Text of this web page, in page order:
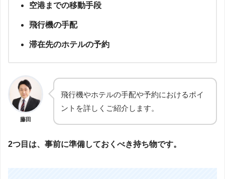
空港までの移動手段
飛行機の手配
滞在先のホテルの予約
藤田
飛行機やホテルの手配や予約におけるポイ
ントを詳しくご紹介します。
2つ目は、事前に準備しておくべき持ち物です。